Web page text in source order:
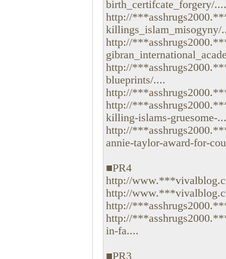
birth_certifcate_forgery/....
http://
killings_islam_misogyny/
http://
http://
blueprints/....
http://
http://
killing-islams-gruesome-
http://
annie-taylor-award-for-
■PR4
http://
http://
http://
http://
in-fa....
■PR3